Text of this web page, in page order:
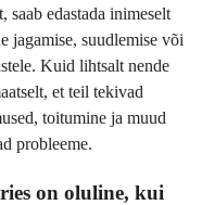
saab edastada inimeselt
jagamise, suudlemise või
Kuid lihtsalt nende
et teil tekivad
toitumine ja muud
probleeme.
on oluline, kui